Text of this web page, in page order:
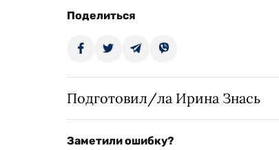
Поделиться
Подготовил/ла Ирина Знась
Заметили ошибку?